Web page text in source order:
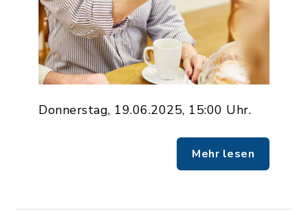
Donnerstag, 19.06.2025, 15:00 Uhr.
Mehr lesen